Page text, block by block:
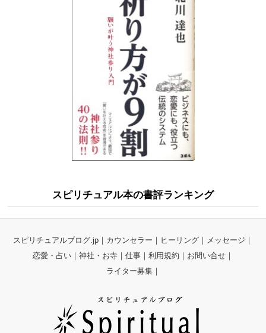
スピリチュアル本の書評ランキング
スピリチュアルブログ.jp カウンセラー ヒーリング
メッセージ
恋愛・占い
神社・お寺 仕事 利用規約
お問い合せ
ライター募集